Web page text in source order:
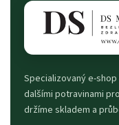
Specializovaný e-
dalšími potravinami
držíme skladem a